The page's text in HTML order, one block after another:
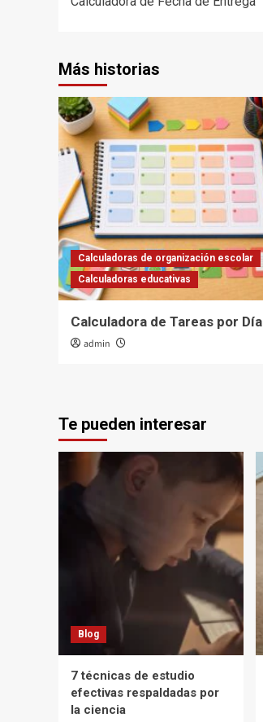
de
Más historias
Calculadoras de organización escolar
Calculadoras educativas
Calculadora de Tareas por Día
admin
Te pueden interesar
Blog
7 técnicas de estudio
efectivas respaldadas por
la ciencia